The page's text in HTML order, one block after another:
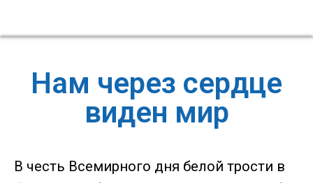
Нам через сердце
виден мир
В честь Всемирного дня белой трости в